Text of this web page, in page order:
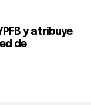
y atribuye
de